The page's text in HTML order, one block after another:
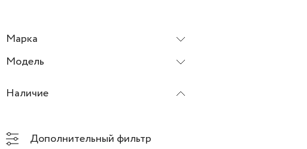
Марка
Модель
Наличие
Дополнительный фильтр